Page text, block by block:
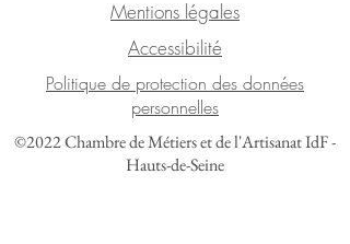
Mentions légales
Accessibilité
Politique de protection des données
personnelles
©2022 Chambre de Métiers et de l'Artisanat IdF -
Hauts-de-Seine